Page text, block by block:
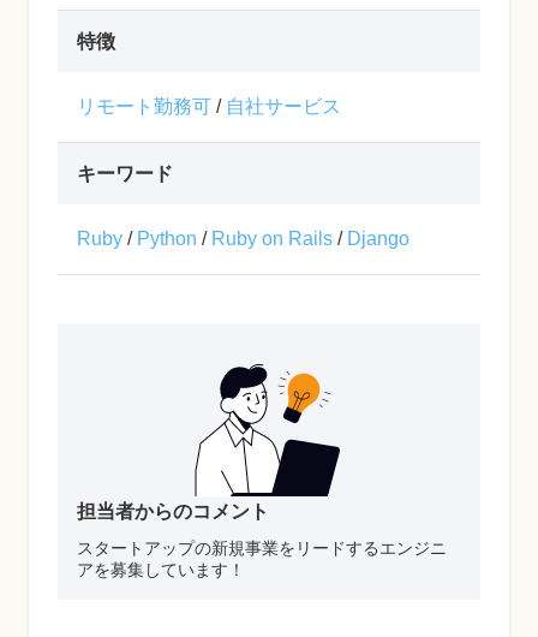
特徴
リモート勤務可 / 自社サービス
キーワード
Ruby / Python / Ruby on Rails / Django
担当者からのコメント
スタートアップの新規事業をリードするエンジニ
アを募集しています！